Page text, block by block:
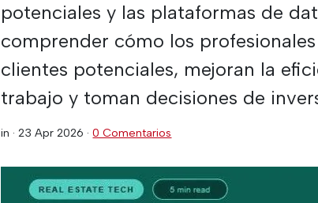
potenciales y las plataformas de
comprender cómo los
clientes potenciales, mejoran la
trabajo y toman decisiones de
in ·23 Apr 2026 ·0 Comentarios